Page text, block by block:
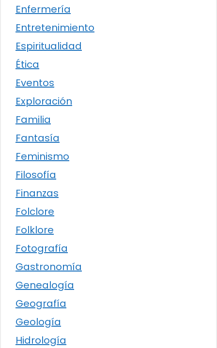
Enfermería
Entretenimiento
Espiritualidad
Ética
Eventos
Exploración
Familia
Fantasía
Feminismo
Filosofía
Finanzas
Folclore
Folklore
Fotografía
Gastronomía
Genealogía
Geografía
Geología
Hidrología